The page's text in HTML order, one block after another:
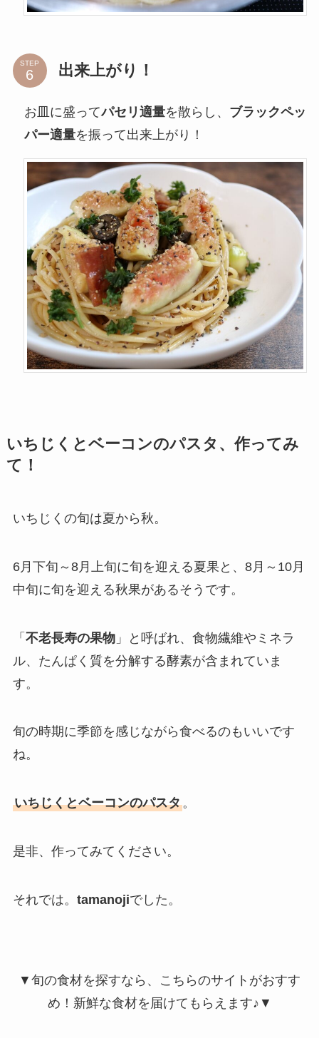
STEP 出来上がり！
お皿に盛ってパセリ適量を散らし、 ブラックペッ
パー適量を振って出来上がり！
いちじくとベーコンのパスタ 、作ってみ
て！
いちじくの旬は夏から秋。
6月下旬～8月上旬に旬を迎える夏果と、8月～10月
中旬に旬を迎える秋果があるそうです。
「 不老長寿の果物」と呼ばれ、食物繊維やミネラ
ル、たんぱく質を分解する酵素が含まれていま
す。
旬の時期に季節を感じながら食べるのもいいです
ね。
いちじくとベーコンのパスタ。
是非、作ってみてください。
それでは。 tamanojiでした。
▼旬の食材を探すなら、こちらのサイトがおすす
め！新鮮な食材を届けてもらえます♪▼